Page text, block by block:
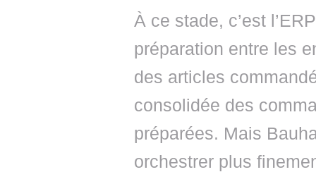
À ce stade, c’est
préparation entre les
des articles
consolidée des
préparées. Mais
orchestrer plus